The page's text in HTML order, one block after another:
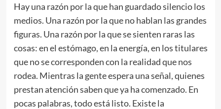
Hay una razón por la que han guardado silencio los
medios. Una razón por la que no hablan las grandes
figuras. Una razón por la que se sienten raras las
cosas: en el estómago, en la energía, en los titulares
que no se corresponden con la realidad que nos
rodea. Mientras la gente espera una señal, quienes
prestan atención saben que ya ha comenzado. En
pocas palabras, todo está listo. Existe la